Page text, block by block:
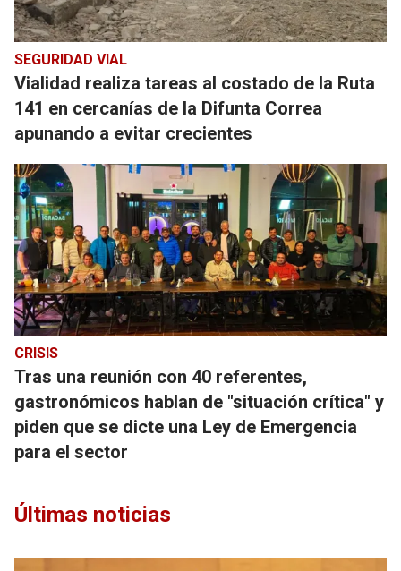
SEGURIDAD VIAL
Vialidad realiza tareas al costado de la Ruta
141 en cercanías de la Difunta Correa
apunando a evitar crecientes
CRISIS
Tras una reunión con 40 referentes,
gastronómicos hablan de "situación crítica" y
piden que se dicte una Ley de Emergencia
para el sector
Últimas noticias